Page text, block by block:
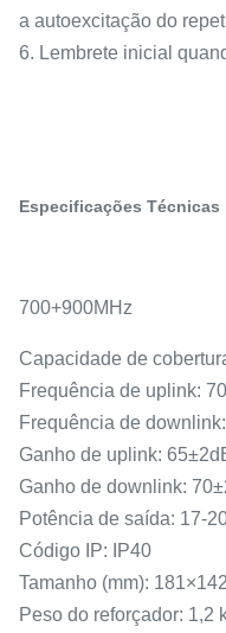
a autoexcitação do
6. Lembrete inicial
Especificações Técnicas
700+900MHz
Capacidade de
Frequência de uplink:
Frequência de
Ganho de uplink:
Ganho de downlink:
Potência de saída: 17-
Código IP: IP40
Tamanho (mm):
Peso do reforçador: 1,2